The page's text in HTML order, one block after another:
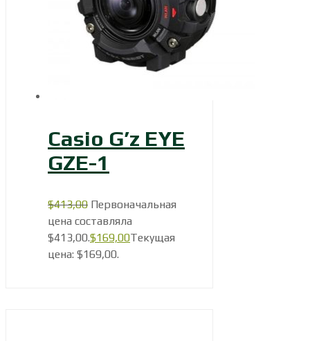
Casio G’z EYE
GZE-1
$413,00 Первоначальная
цена составляла
$413,00.$169,00Текущая
цена: $169,00.